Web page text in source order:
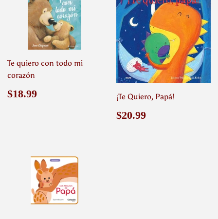
Te quiero con todo mi
corazón
Precio
$18.99 ¡Te Quiero, Papá!
Precio
$20.99